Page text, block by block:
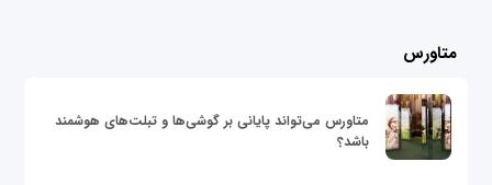
متاورس
متاورس می‌تواند پایانی بر گوشی‌ها و تبلت‌های هوشمند
باشد؟